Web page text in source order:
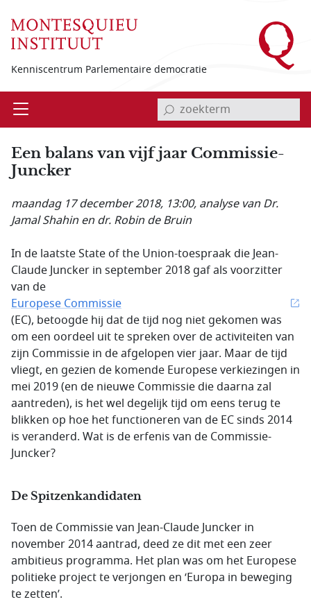
Kenniscentrum Parlementaire democratie
Open invoerveld zoekterm
Een balans van vijf jaar Commissie-
Juncker
maandag 17 december 2018, 13:00, analyse van Dr.
Jamal Shahin en dr. Robin de Bruin
In de laatste State of the Union-toespraak die Jean-
Claude Juncker in september 2018 gaf als voorzitter
van de
Europese Commissie
(EC), betoogde hij dat de tijd nog niet gekomen was
om een ​​oordeel uit te spreken over de activiteiten van
zijn Commissie in de afgelopen vier jaar. Maar de tijd
vliegt, en gezien de komende Europese verkiezingen in
mei 2019 (en de nieuwe Commissie die daarna zal
aantreden), is het wel degelijk tijd om eens terug te
blikken op hoe het functioneren van de EC sinds 2014
is veranderd. Wat is de erfenis van de Commissie-
Juncker?
De Spitzenkandidaten
Toen de Commissie van Jean-Claude Juncker in
november 2014 aantrad, deed ze dit met een zeer
ambitieus programma. Het plan was om het Europese
politieke project te verjongen en ‘Europa in beweging
te zetten’.